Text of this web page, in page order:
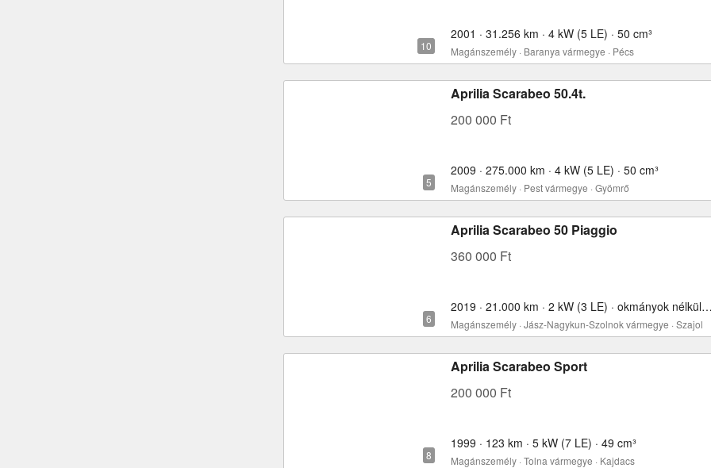
2001 · 31.256 km · 4 kW (5 LE) · 50 cm³
Magánszemély · Baranya vármegye · Pécs
Aprilia Scarabeo 50.4t.
200 000 Ft
2009 · 275.000 km · 4 kW (5 LE) · 50 cm³
Magánszemély · Pest vármegye · Gyömrő
Aprilia Scarabeo 50 Piaggio
360 000 Ft
2019 · 21.000 km · 2 kW (3 LE) · okmányok nélkül · 50 cm³
Magánszemély · Jász-Nagykun-Szolnok vármegye · Szajol
Aprilia Scarabeo Sport
200 000 Ft
1999 · 123 km · 5 kW (7 LE) · 49 cm³
Magánszemély · Tolna vármegye · Kajdacs